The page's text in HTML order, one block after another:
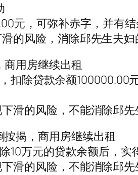
元，可弥补赤字，并有结
的风险，消除邱先生夫妇
商用房继续出租
扣除贷款余额
滑的风险，不能消除邱先
揭，商用房继续出租
10万元的贷款余额后，实
滑的风险，不能消除邱先